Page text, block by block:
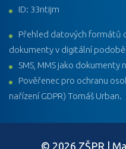
ID: 33ntijm
Přehled datových formátů
dokumenty v digitální
SMS, MMS jako dokumenty
Pověřenec pro ochranu
nařízení GDPR) Tomáš Urban.
© 2026 ZŠPR |